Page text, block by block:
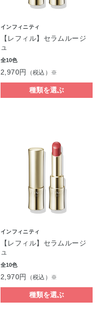
インフィニティ
【レフィル】セラムルージ
ュ
全10色
2,970円 （税込）※
種類を選ぶ
インフィニティ
【レフィル】セラムルージ
ュ
全10色
2,970円 （税込）※
種類を選ぶ